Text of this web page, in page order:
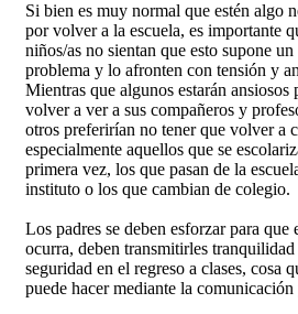
Si bien es muy normal que estén algo
por volver a la escuela, es importante
niños/as no sientan que esto supone un
problema y lo afronten con tensión y
Mientras que algunos estarán ansiosos
volver a ver a sus compañeros y
otros preferirían no tener que volver a
especialmente aquellos que se
primera vez, los que pasan de la
instituto o los que cambian de colegio.
Los padres se deben esforzar para que
ocurra, deben transmitirles
seguridad en el regreso a clases, cosa
puede hacer mediante la